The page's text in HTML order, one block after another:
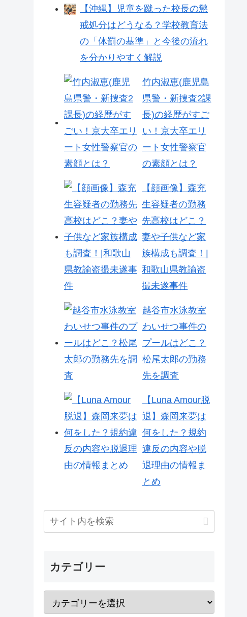
【沖縄】児童を蹴った校長の懲
戒処分はどうなる？学校教育法
の「体罰の基準」と今後の流れ
を分かりやすく解説
竹内淑恵(鹿児島
県警・新捜査2課
長)の経歴がすご
い！京大卒エリ
ート女性警察官
の素顔とは？
【顔画像】森充
生容疑者の勤務
先高校はどこ？
妻や子供など家
族構成も調査！|
和歌山県教諭盗
撮未遂事件
越谷市水泳教室
わいせつ事件の
プールはどこ？
松尾太郎の勤務
先を調査
【Luna Amour脱
退】森岡来夢は
何をした？規約
違反の内容や脱
退理由の情報ま
とめ
カテゴリー